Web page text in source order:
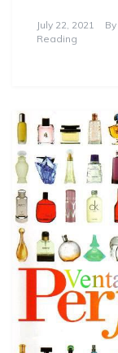
July 22, 2021 By
Reading